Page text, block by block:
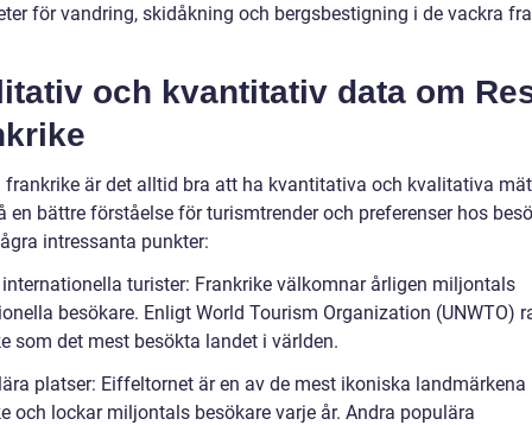
för vandring, skidåkning och bergsbestigning i de vackra
och kvantitativ data om
frankrike är det alltid bra att ha kvantitativa och kvalitativa
en bättre förståelse för turismtrender och preferenser hos
intressanta punkter:
turister: Frankrike välkomnar årligen miljontals
besökare. Enligt World Tourism Organization (UNWTO)
som det mest besökta landet i världen.
platser: Eiffeltornet är en av de mest ikoniska landmärkena
och lockar miljontals besökare varje år. Andra populära